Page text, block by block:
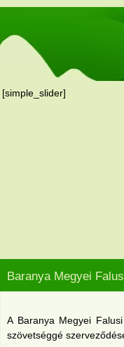
[simple_slider]
Baranya Megyei
A Baranya Megyei
szövetséggé